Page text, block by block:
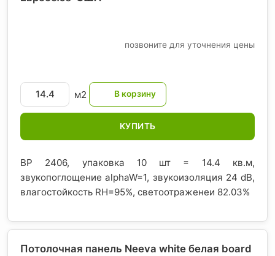
позвоните для уточнения цены
м2
КУПИТЬ
BP 2406, упаковка 10 шт = 14.4 кв.м,
звукопоглощение alphaW=1, звукоизоляция 24 dB,
влагостойкость RH=95%, светоотраженеи 82.03%
Потолочная панель Neeva white белая board